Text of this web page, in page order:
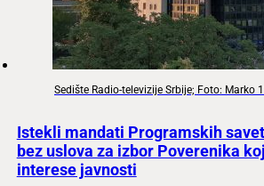
Sedište Radio-televizije Srbije; Foto:
Istekli mandati Programskih
bez uslova za izbor Poverenika
interese javnosti